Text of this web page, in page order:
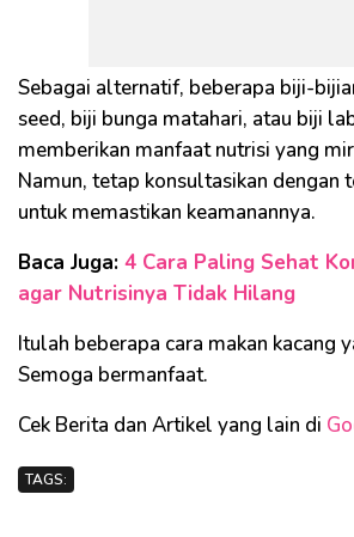
Sebagai alternatif, beberapa biji-
seed, biji bunga matahari, atau biji
memberikan manfaat nutrisi yang
Namun, tetap konsultasikan dengan
untuk memastikan keamanannya.
Baca Juga: 4 Cara Paling Sehat
agar Nutrisinya Tidak Hilang
Itulah beberapa cara makan kacang
Semoga bermanfaat.
Cek Berita dan Artikel yang lain di
TAGS: